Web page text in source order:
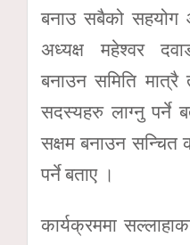
बनाउ सबैको सहयोग
अध्यक्ष महेश्वर
बनाउन समिति
सदस्यहरु लाग्नु पर्ने
सक्षम बनाउन सन्चित
पर्ने बताए ।
कार्यक्रममा